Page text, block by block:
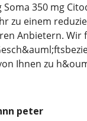
Soma 350 mg
zu einem
Anbietern. Wir
Ihnen zu
peter